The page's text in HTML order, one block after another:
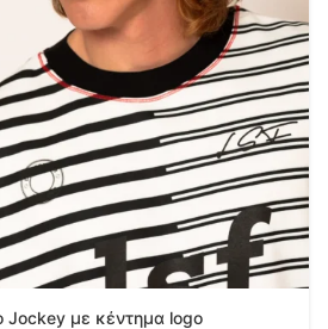
Jockey με κέντημα logo